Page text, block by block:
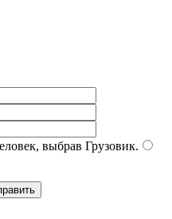
выбрав Грузовик.